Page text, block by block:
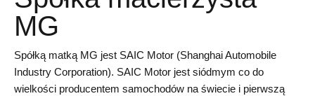
MG
Spółką matką MG jest SAIC Motor (Shanghai Automobile
Industry Corporation). SAIC Motor jest siódmym co do
wielkości producentem samochodów na świecie i pierwszą